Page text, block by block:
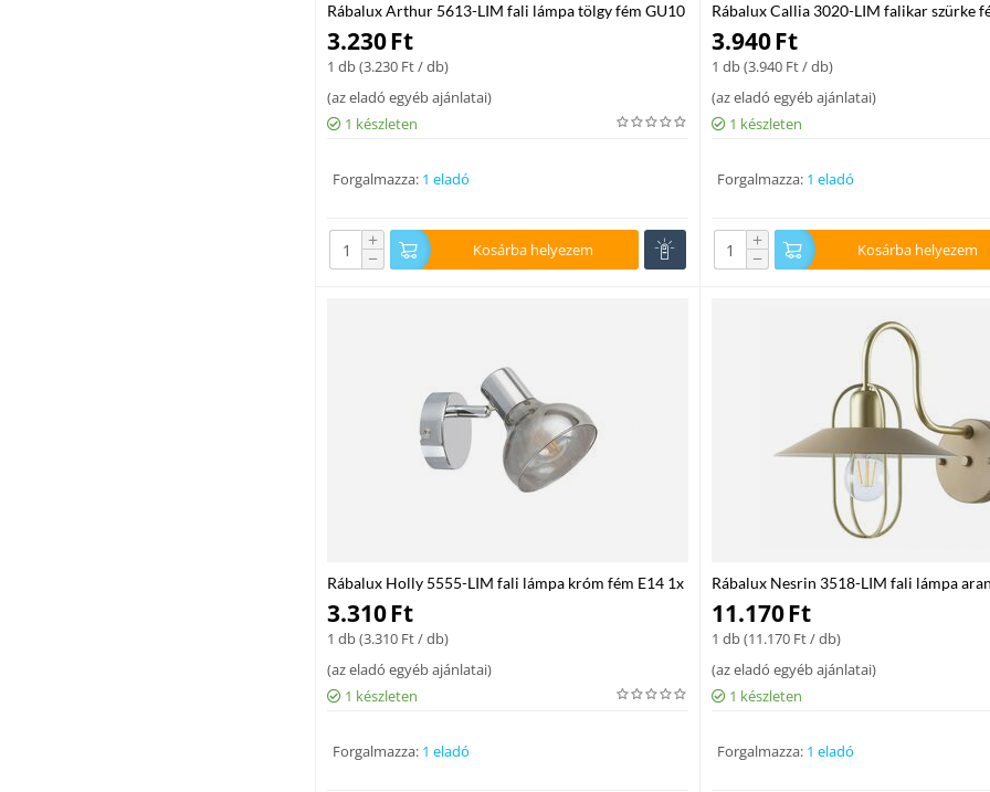
Rábalux Arthur 5613-LIM fali lámpa tölgy fém GU10
1x MAX 35 GU10 IP20
3.230Ft
1 db (3.230 Ft/ db)
(az eladó egyéb ajánlatai)
1 készleten
Forgalmazza: 1 eladó
+
− Kosárba helyezem
Rábalux Callia 3020-LIM falikar szürke
MAX 25 E14 IP20
3.940Ft
1 db (3.940Ft/ db)
(az eladó egyéb ajánlatai)
1 készleten
Forgalmazza: 1 eladó
+
− Kosárba helyezem
Rábalux Holly 5555-LIM fali lámpa króm fém E14 1x
MAX 40 E14 IP20
3.310Ft
1 db (3.310 Ft/ db)
(az eladó egyéb ajánlatai)
1 készleten
Forgalmazza: 1 eladó
Rábalux Nesrin 3518-LIM fali lámpa
1x MAX 40 E27 IP20
11.170Ft
1 db (11.170Ft/ db)
(az eladó egyéb ajánlatai)
1 készleten
Forgalmazza: 1 eladó